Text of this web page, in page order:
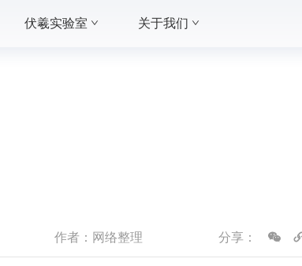
伏羲实验室 关于我们
作者： 网络整理 分享：